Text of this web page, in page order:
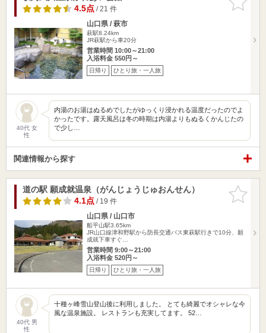
りに追加
4.5点/ 21 件
山口県 / 萩市
萩駅8.24km
JR萩駅から車20分
営業時間 10:00～21:00
入浴料金 550円～
日帰り ひとり旅・一人旅
40代 女
性
内湯のお湯はぬるめでしたがゆっくり浸かれる温度だったのでよ
かったです。露天風呂は冬の時期は内湯よりもぬるくかんじたの
で少し…
関連情報から探す
お気に入
りに追加
道の駅 願成就温泉（がんじょうじゅおんせん）
4.1点/ 19 件
山口県 / 山口市
船平山駅3.65km
JR山口線津和野駅から防長交通バス東萩駅行きで10分、願
成就下車すぐ…
営業時間 9:00～21:00
入浴料金 520円～
日帰り ひとり旅・一人旅
40代 男
性
十種ヶ峰雪山登山後に利用しました。 とても綺麗でオシャレな今
風な温泉施設。 レストランも充実してます。 52…